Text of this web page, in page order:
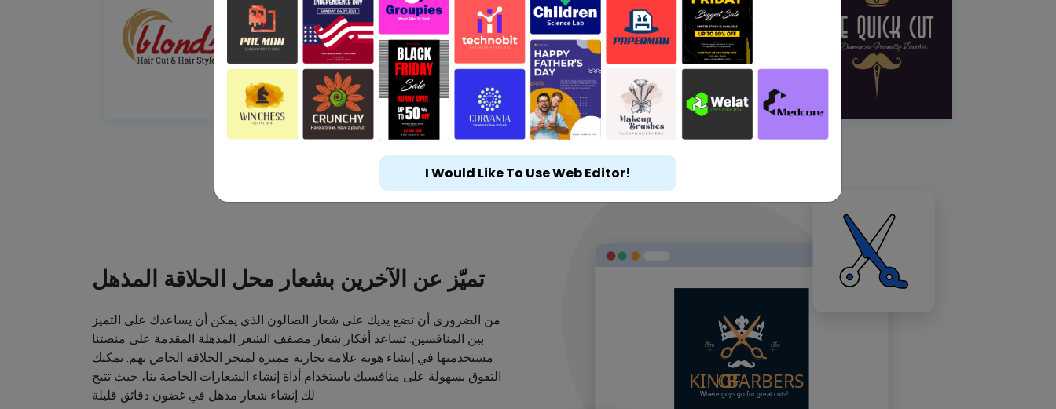
تميّز عن الآخرين بشعار محل الحلاقة المذهل
من الضروري أن تضع يديك على شعار الصالون الذي يمكن أن يساعدك على التميز
بين المنافسين. تساعد أفكار شعار مصفف الشعر المذهلة المقدمة على منصتنا
مستخدميها في إنشاء هوية علامة تجارية مميزة لمتجر الحلاقة الخاص بهم. يمكنك
التفوق بسهولة على منافسيك باستخدام أداة إنشاء الشعارات الخاصة بنا، حيث تتيح
لك إنشاء شعار مذهل في غضون دقائق قليلة
I Would Like To Use Web Editor!